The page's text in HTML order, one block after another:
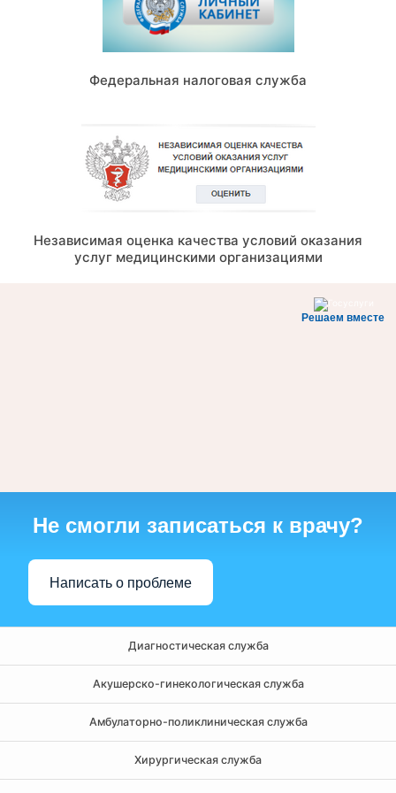
Федеральная налоговая служба
Независимая оценка качества условий оказания
услуг медицинскими организациями
Решаем вместе
Не смогли записаться к врачу?
Написать о проблеме
Диагностическая служба
Акушерско-гинекологическая служба
Амбулаторно-поликлиническая служба
Хирургическая служба